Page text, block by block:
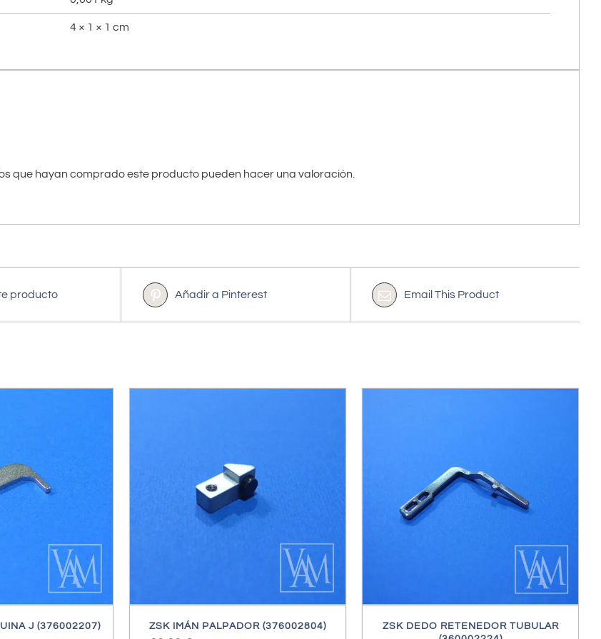
4 × 1 × 1 cm
que hayan comprado este producto pueden hacer una valoración.
producto Añadir a Pinterest Email This Product
J (376002207)
DETALLES
ZSK IMÁN PALPADOR (376002804)
DETALLES
ZSK DEDO RETENEDOR TUBULAR